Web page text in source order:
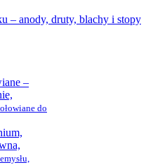
– anody, druty, blachy i stopy
–
do